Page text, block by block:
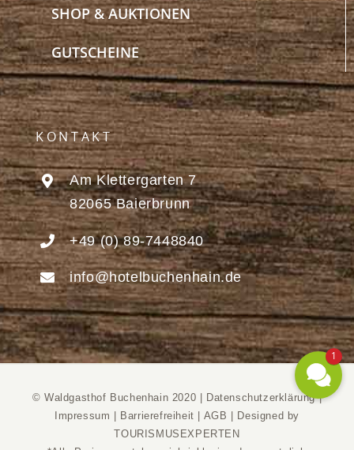
SHOP & AUKTIONEN
GUTSCHEINE
KONTAKT
Am Klettergarten 7
82065 Baierbrunn
+49 (0) 89-7448840
info@hotelbuchenhain.de
© Waldgasthof Buchenhain 2020 | Datenschutzerklärung|
Impressum
Barrierefreiheit AGB
Designed by
TOURISMUSEXPERTEN
1